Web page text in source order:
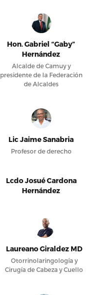
Hon. Gabriel “Gaby”
Hernández
Alcalde de Camuy y
presidente de la Federación
de Alcaldes
Lic Jaime Sanabria
Profesor de derecho
Lcdo Josué Cardona
Hernández
Laureano Giraldez MD
Otorrinolaringología y
Cirugía de Cabeza y Cuello